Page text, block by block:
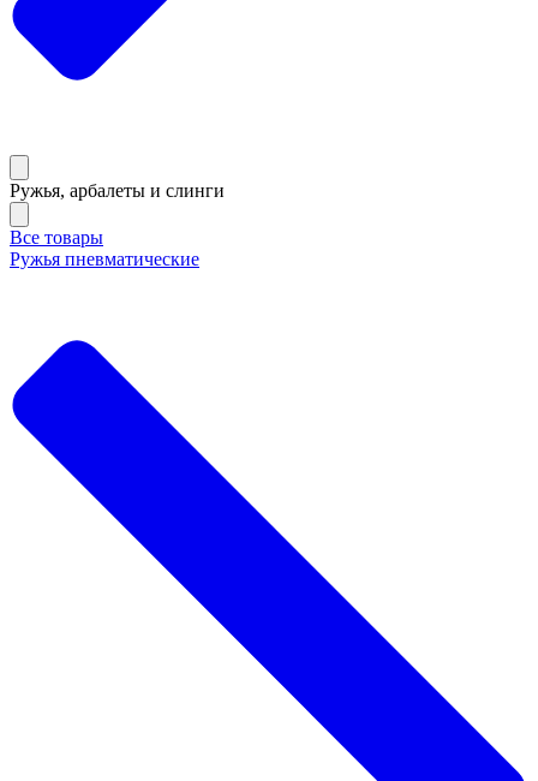
Ружья, арбалеты и слинги
Все товары
Ружья пневматические